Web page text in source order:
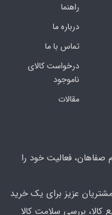
راهنما
درباره ما
تماس با ما
درخواست کالای
ناموجود
مقالات
کالا از سال 1369 و با نام صفاهان، فعالیت خود را
عزیز برای یک خرید
کالا، بررسی سلامت کالا